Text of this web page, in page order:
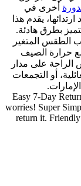
أخرى في
يقدم هذا
بطرق هادئة.
الطقس المتغير
حرارة الصيف
الراحة على مدار
أو التجمعات
Easy 7-Day
worries! Super
return it.